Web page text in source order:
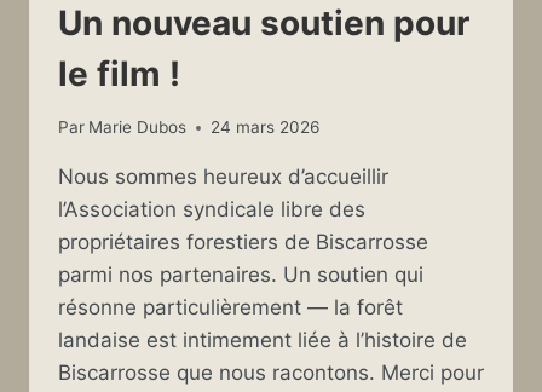
Un nouveau soutien pour
le film !
Par Marie Dubos 24 mars 2026
Nous sommes heureux d’accueillir
l’Association syndicale libre des
propriétaires forestiers de Biscarrosse
parmi nos partenaires. Un soutien qui
résonne particulièrement — la forêt
landaise est intimement liée à l’histoire de
Biscarrosse que nous racontons. Merci pour